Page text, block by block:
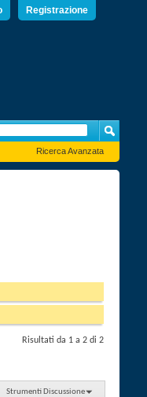
Registrazione
Ricerca Avanzata
Risultati da 1 a 2 di 2
Strumenti Discussione